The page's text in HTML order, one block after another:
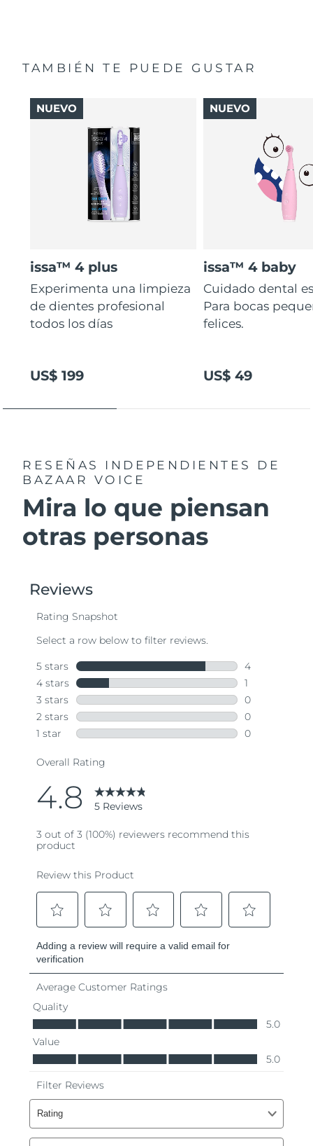
TAMBIÉN TE PUEDE GUSTAR
issa™ 4 plus
Experimenta una limpieza
de dientes profesional
todos los días
US$ 199
NUEVO
issa™ 4 baby
Cuidado dental
Para bocas
felices.
US$ 49
NUEVO
RESEÑAS INDEPENDIENTES
DE
BAZAAR VOICE
Mira lo que piensan
otras personas